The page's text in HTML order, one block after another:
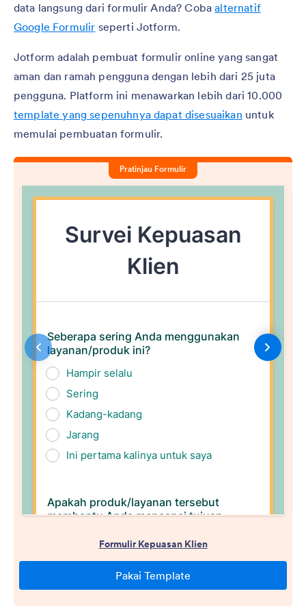
data langsung dari formulir Anda? Cobaalternatif
Google Formulir seperti Jotform.
Jotform adalah pembuat formulir online yang sangat
aman dan ramah pengguna dengan lebih dari 25 juta
pengguna. Platform ini menawarkan lebih dari 10.000
template yang sepenuhnya dapat disesuaikan untuk
memulai pembuatan formulir.